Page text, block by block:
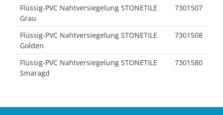
Flüssig-PVC Nahtversiegelung STONETILE
Grau
7301507
Flüssig-PVC Nahtversiegelung STONETILE
Golden
7301508
Flüssig-PVC Nahtversiegelung STONETILE
Smaragd
7301580